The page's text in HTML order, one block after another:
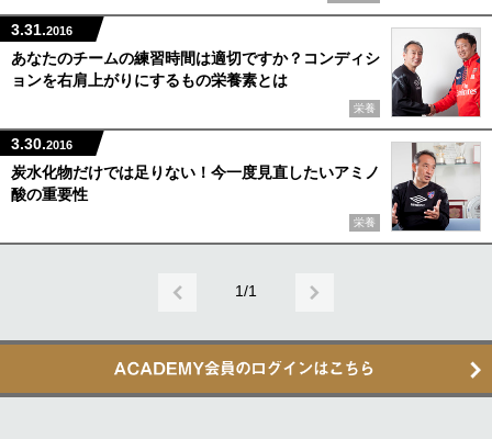
3.31.2016
あなたのチームの練習時間は適切ですか？コンディシ
ョンを右肩上がりにするもの栄養素とは
栄養
3.30.2016
炭水化物だけでは足りない！今一度見直したいアミノ
酸の重要性
栄養
1/1